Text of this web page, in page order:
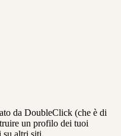
da DoubleClick (che è di
un profilo dei tuoi
su altri siti.